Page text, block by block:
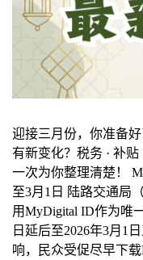
迎接三月份，你准备
有新变化？税务 · 补贴
一次为你整理清楚！
至3月1日 陆路交通局
用MyDigital ID作为唯
日延后至2026年3月1
响，民众受促尽早下